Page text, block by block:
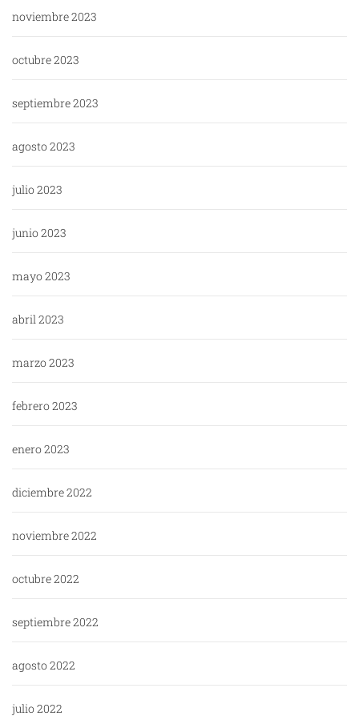
noviembre 2023
octubre 2023
septiembre 2023
agosto 2023
julio 2023
junio 2023
mayo 2023
abril 2023
marzo 2023
febrero 2023
enero 2023
diciembre 2022
noviembre 2022
octubre 2022
septiembre 2022
agosto 2022
julio 2022